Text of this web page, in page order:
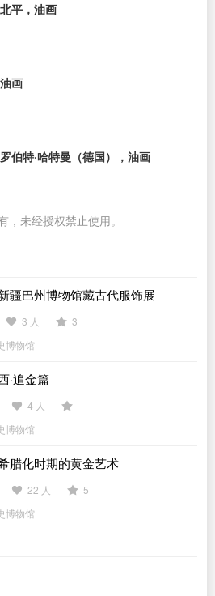
平，油画
画
伯特·哈特曼（德国），油画
未经授权禁止使用。
疆巴州博物馆藏古代服饰展
3 人
3
博物馆
·追金篇
4 人
-
博物馆
腊化时期的黄金艺术
22 人
5
博物馆